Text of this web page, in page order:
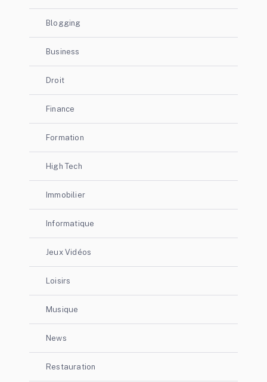
Blogging
Business
Droit
Finance
Formation
High Tech
Immobilier
Informatique
Jeux Vidéos
Loisirs
Musique
News
Restauration